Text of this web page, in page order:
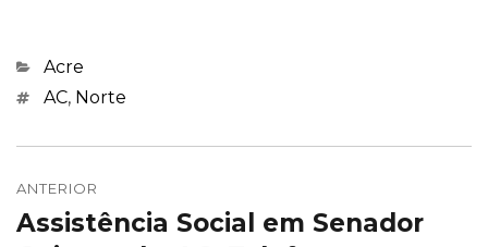
Categorias
Acre
Marcações
AC, Norte
de
Post
ANTERIOR
Post
Assistência Social em Senador